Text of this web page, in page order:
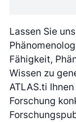
Lassen Sie
Fähigkeit,
Wissen zu
ATLAS.ti
Forschung